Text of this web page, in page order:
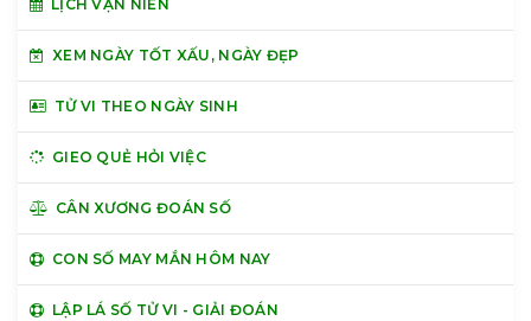
LỊCH VẠN NIÊN
XEM NGÀY TỐT XẤU, NGÀY ĐẸP
TỬ VI THEO NGÀY SINH
GIEO QUẺ HỎI VIỆC
CÂN XƯƠNG ĐOÁN SỐ
CON SỐ MAY MẮN HÔM NAY
LẬP LÁ SỐ TỬ VI - GIẢI ĐOÁN